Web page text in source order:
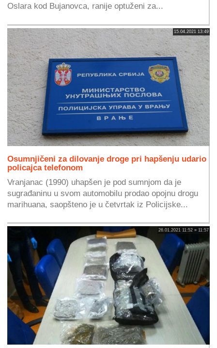
Oslara kod Bujanovca, ranije optuženi za...
15.04.2021 13:49
Osumnjičeni za dilovanje droge pri hapšenju udario
policajca telefonom
Vranjanac (1990) uhapšen je pod sumnjom da je
sugrađaninu u svom automobilu prodao opojnu drogu
marihuana, saopšteno je u četvrtak iz Policijske...
26.01.2021 11:52 » 11:57